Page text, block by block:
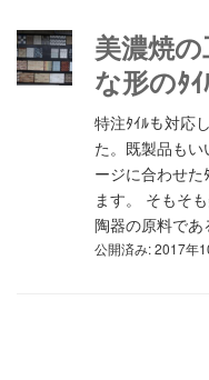
美濃焼
な形のﾀ
特注ﾀｲﾙも対応
た。既製品も
ージに合わせ
ます。 そもそ
陶器の原料で
公開済み: 2017年